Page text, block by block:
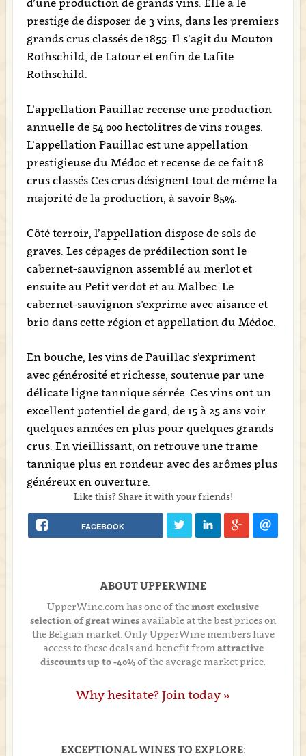
d’une production de grands vins. Elle a le
prestige de disposer de 3 vins, dans les premiers
grands crus classés de 1855. Il s’agit du Mouton
Rothschild, de Latour et enfin de Lafite
Rothschild.
L’appellation Pauillac recense une production
annuelle de 54 000 hectolitres de vins rouges.
L’appellation Pauillac est une appellation
prestigieuse du Médoc et recense de ce fait 18
crus classés Ces crus désignent tout de même la
majorité de la production, à savoir 85%.
Côté terroir, l’appellation dispose de sols de
graves. Les cépages de prédilection sont le
cabernet-sauvignon assemblé au merlot et
ensuite au Petit verdot et au Malbec. Le
cabernet-sauvignon s’exprime avec aisance et
brio dans cette région et appellation du Médoc.
En bouche, les vins de Pauillac s’expriment
avec générosité et richesse, soutenue par une
délicate ligne tannique sérrée. Ces vins ont un
excellent potentiel de gard, de 15 à 25 ans voir
quelques années en plus pour quelques grands
crus. En vieillissant, on retrouve une trame
tannique plus en rondeur avec des arômes plus
généreux en ouverture.
Like this? Share it with your friends!
FACEBOOK
ABOUT UPPERWINE
UpperWine.com has one of the most exclusive
selection of great winesavailable at the best prices on
the Belgian market. Only UpperWine members have
access to these deals and benefit from attractive
discounts up to -40%of the average market price.
Why hesitate? Join today »
EXCEPTIONAL WINES TO EXPLORE: